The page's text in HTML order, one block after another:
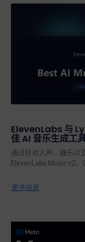
ElevenLabs 与
佳 AI 音乐生成工
通过针对人声、器乐以
ElevenLabs Music v2、
更多信息